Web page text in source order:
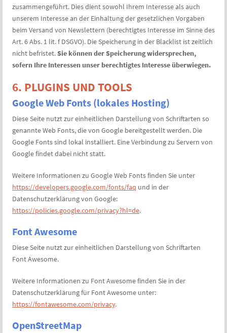
zusammengeführt. Dies dient sowohl Ihrem Interesse als auch
unserem Interesse an der Einhaltung der gesetzlichen Vorgaben
beim Versand von Newslettern (berechtigtes Interesse im Sinne des
Art. 6 Abs. 1 lit. f DSGVO). Die Speicherung in der Blacklist ist zeitlich
nicht befristet.Sie können der Speicherung widersprechen,
sofern Ihre Interessen unser berechtigtes Interesse überwiegen.
6. PLUGINS UND TOOLS
Google Web Fonts (lokales Hosting)
Diese Seite nutzt zur einheitlichen Darstellung von Schriftarten so
genannte Web Fonts, die von Google bereitgestellt werden. Die
Google Fonts sind lokal installiert. Eine Verbindung zu Servern von
Google findet dabei nicht statt.
Weitere Informationen zu Google Web Fonts finden Sie unter
https://developers.google.com/fonts/faq und in der
Datenschutzerklärung von Google:
https://policies.google.com/privacy?hl=de.
Font Awesome
Diese Seite nutzt zur einheitlichen Darstellung von Schriftarten
Font Awesome.
Weitere Informationen zu Font Awesome finden Sie in der
Datenschutzerklärung für Font Awesome unter:
https://fontawesome.com/privacy.
OpenStreetMap